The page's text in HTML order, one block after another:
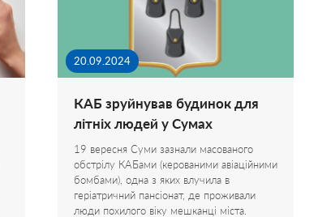
20.09.2024
КАБ зруйнував будинок для
літніх людей у Сумах
19 вересня Суми зазнали масованого
обстрілу КАБами (керованими авіаційними
бомбами), одна з яких влучила в
геріатричний пансіонат, де проживали
люди похилого віку мешканці міста.